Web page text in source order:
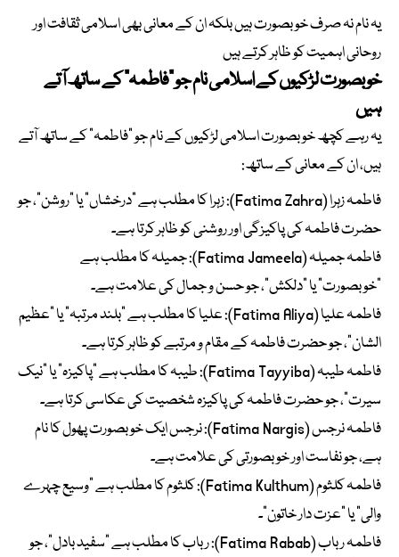
یہ نام نہ صرف خوبصورت ہیں بلکہ ان کے معانی بھی اسلامی ثقافت اور
روحانی اہمیت کو ظاہر کرتے ہیں
خوبصورت لڑکیوں کے اسلامی نام جو “فاطمہ” کے ساتھ آتے
ہیں
یہ رہے کچھ خوبصورت اسلامی لڑکیوں کے نام جو “فاطمہ” کے ساتھ آتے
ہیں، ان کے معانی کے ساتھ:
فاطمہ زہرا (Fatima Zahra): زہرا کا مطلب ہے “درخشاں” یا “روشن”، جو
حضرت فاطمہ کی پاکیزگی اور روشنی کو ظاہر کرتا ہے۔
فاطمہ جمیلہ (Fatima Jameela): جمیلہ کا مطلب ہے
“خوبصورت” یا “دلکش”، جو حسن و جمال کی علامت ہے۔
فاطمہ علیا (Fatima Aliya): علیا کا مطلب ہے “بلند مرتبہ” یا “عظیم
الشان”، جو حضرت فاطمہ کے مقام و مرتبے کو ظاہر کرتا ہے۔
فاطمہ طیبہ (Fatima Tayyiba): طیبہ کا مطلب ہے “پاکیزہ” یا “نیک
سیرت”، جو حضرت فاطمہ کی پاکیزہ شخصیت کی عکاسی کرتا ہے۔
فاطمہ نرجس (Fatima Nargis): نرجس ایک خوبصورت پھول کا نام
ہے، جو نفاست اور خوبصورتی کی علامت ہے۔
فاطمہ کلثوم (Fatima Kulthum): کلثوم کا مطلب ہے “وسیع چہرے
والی” یا “عزت دار خاتون”۔
فاطمہ رباب (Fatima Rabab): رباب کا مطلب ہے “سفید بادل”، جو